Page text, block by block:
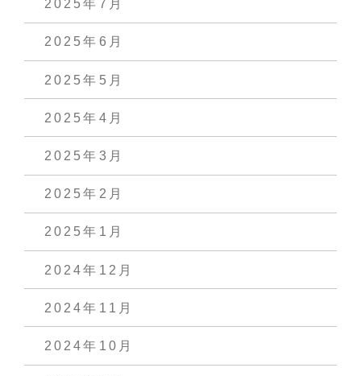
2025年7月
2025年6月
2025年5月
2025年4月
2025年3月
2025年2月
2025年1月
2024年12月
2024年11月
2024年10月